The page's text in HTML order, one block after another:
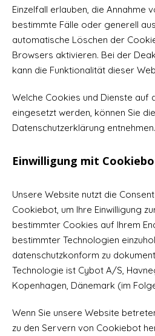
Einzelfall erlauben, die Annahme
bestimmte Fälle oder generell
automatische Löschen der
Browsers aktivieren. Bei der
kann die Funktionalität dieser
Welche Cookies und Dienste auf
eingesetzt werden, können Sie
Datenschutzerklärung entnehmen.
Einwilligung mit
Unsere Website nutzt die
Cookiebot, um Ihre Einwilligung
bestimmter Cookies auf Ihrem
bestimmter Technologien
datenschutzkonform zu
Technologie ist Cybot A/S,
Kopenhagen, Dänemark (im
Wenn Sie unsere Website
zu den Servern von Cookiebot